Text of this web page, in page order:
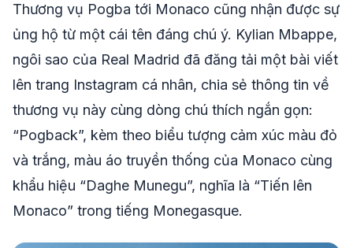
Thương vụ Pogba tới Monaco cũng nhận được sự
ủng hộ từ một cái tên đáng chú ý. Kylian Mbappe,
ngôi sao của Real Madrid đã đăng tải một bài viết
lên trang Instagram cá nhân, chia sẻ thông tin về
thương vụ này cùng dòng chú thích ngắn gọn:
“Pogback”, kèm theo biểu tượng cảm xúc màu đỏ
và trắng, màu áo truyền thống của Monaco cùng
khẩu hiệu “Daghe Munegu”, nghĩa là “Tiến lên
Monaco” trong tiếng Monegasque.